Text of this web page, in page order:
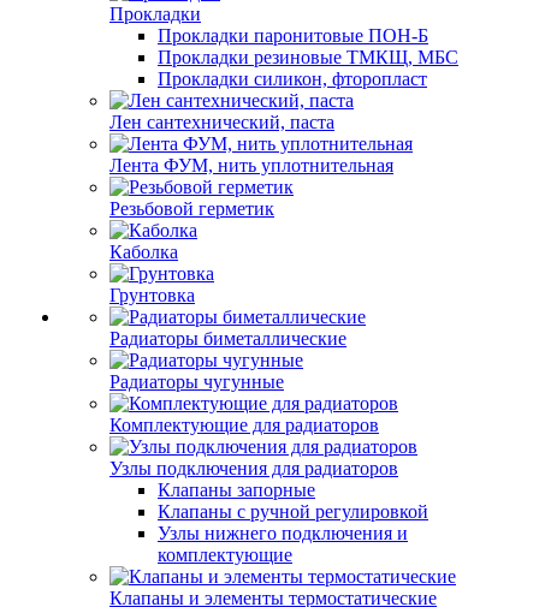
Прокладки
Прокладки паронитовые ПОН-Б
Прокладки резиновые ТМКЩ, МБС
Прокладки силикон, фторопласт
Лен сантехнический, паста
Лента ФУМ, нить уплотнительная
Резьбовой герметик
Каболка
Грунтовка
Радиаторы биметаллические
Радиаторы чугунные
Комплектующие для радиаторов
Узлы подключения для радиаторов
Клапаны запорные
Клапаны с ручной регулировкой
Узлы нижнего подключения и
комплектующие
Клапаны и элементы термостатические